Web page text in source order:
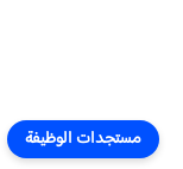
مستجدات الوظيفة